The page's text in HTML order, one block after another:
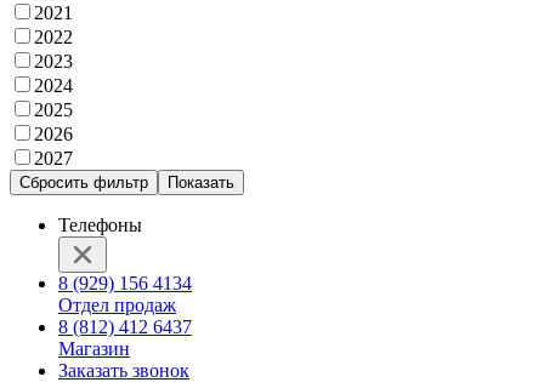
2021
2022
2023
2024
2025
2026
2027
Сбросить фильтр Показать
Телефоны
8 (929) 156 4134
Отдел продаж
8 (812) 412 6437
Магазин
Заказать звонок